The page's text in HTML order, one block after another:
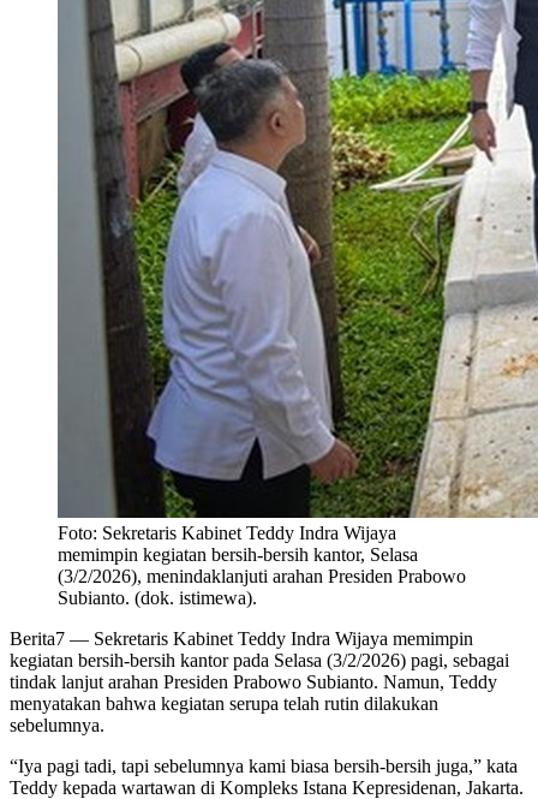
Foto: Sekretaris Kabinet Teddy Indra Wijaya
memimpin kegiatan bersih-bersih kantor, Selasa
(3/2/2026), menindaklanjuti arahan Presiden Prabowo
Subianto. (dok. istimewa).
Berita7 — Sekretaris Kabinet Teddy Indra Wijaya memimpin
kegiatan bersih-bersih kantor pada Selasa (3/2/2026) pagi, sebagai
tindak lanjut arahan Presiden Prabowo Subianto. Namun, Teddy
menyatakan bahwa kegiatan serupa telah rutin dilakukan
sebelumnya.
“Iya pagi tadi, tapi sebelumnya kami biasa bersih-bersih juga,” kata
Teddy kepada wartawan di Kompleks Istana Kepresidenan, Jakarta.